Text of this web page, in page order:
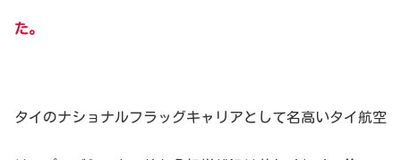
た。
タイのナショナルフラッグキャリアとして名高いタイ航空